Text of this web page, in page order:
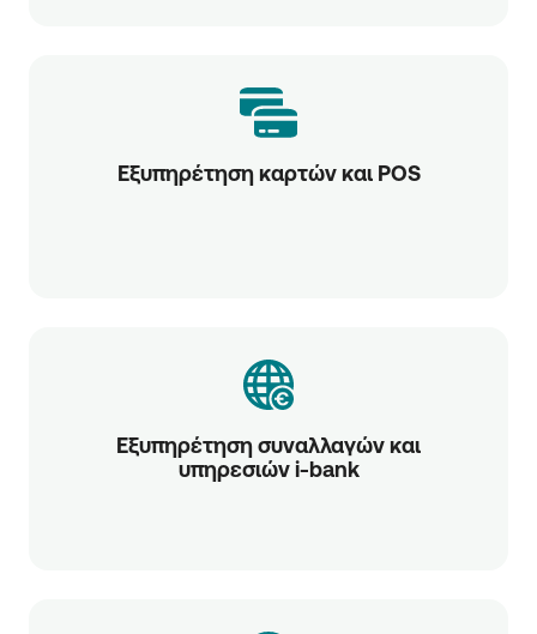
Εξυπηρέτηση καρτών και POS
Εξυπηρέτηση συναλλαγών και
υπηρεσιών i-bank